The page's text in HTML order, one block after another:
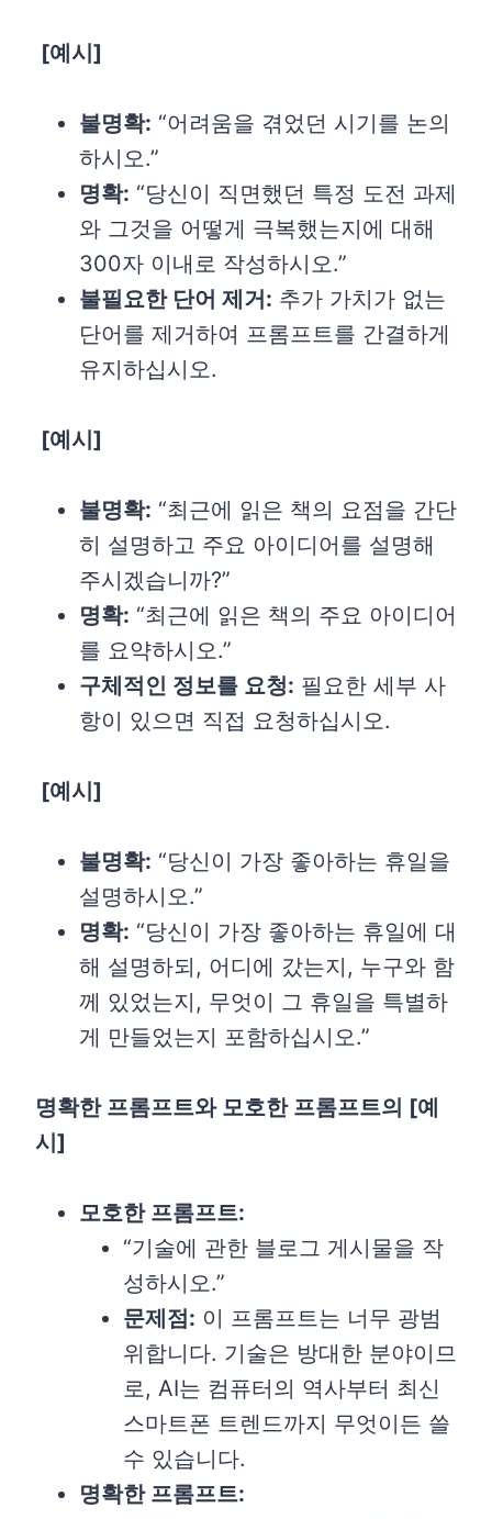
[예시]
불명확: “어려움을 겪었던 시기를 논의
하시오.”
명확: “당신이 직면했던 특정 도전 과제
와 그것을 어떻게 극복했는지에 대해
300자 이내로 작성하시오.”
불필요한 단어 제거: 추가 가치가 없는
단어를 제거하여 프롬프트를 간결하게
유지하십시오.
[예시]
불명확: “최근에 읽은 책의 요점을 간단
히 설명하고 주요 아이디어를 설명해
주시겠습니까?”
명확: “최근에 읽은 책의 주요 아이디어
를 요약하시오.”
구체적인 정보를 요청: 필요한 세부 사
항이 있으면 직접 요청하십시오.
[예시]
불명확: “당신이 가장 좋아하는 휴일을
설명하시오.”
명확: “당신이 가장 좋아하는 휴일에 대
해 설명하되, 어디에 갔는지, 누구와 함
께 있었는지, 무엇이 그 휴일을 특별하
게 만들었는지 포함하십시오.”
명확한 프롬프트와 모호한 프롬프트의 [예
시]
모호한 프롬프트:
“기술에 관한 블로그 게시물을 작
성하시오.”
문제점: 이 프롬프트는 너무 광범
위합니다. 기술은 방대한 분야이므
로, AI는 컴퓨터의 역사부터 최신
스마트폰 트렌드까지 무엇이든 쓸
수 있습니다.
명확한 프롬프트: